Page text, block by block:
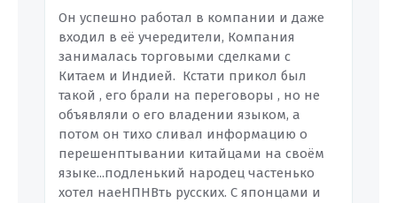
Он успешно работал в компании и даже
входил в её учередители, Компания
занималась торговыми сделками с
Китаем и Индией. Кстати прикол был
такой , его брали на переговоры , но не
объявляли о его владении языком, а
потом он тихо сливал информацию о
перешенптывании китайцами на своём
языке...подленький народец частенько
хотел наеНПНВть русских. С японцами и